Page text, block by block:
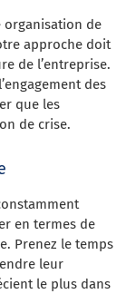
organisation de
approche doit
de l’entreprise.
des
que les
de crise.
en termes de
Prenez le temps
leur
le plus dans